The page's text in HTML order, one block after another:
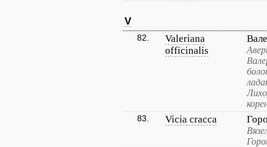
V
82.
Valeriana
officinalis
83. Vicia cracca